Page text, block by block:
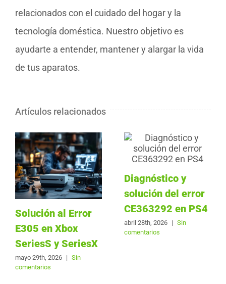
relacionados con el cuidado del hogar y la
tecnología doméstica. Nuestro objetivo es
ayudarte a entender, mantener y alargar la vida
de tus aparatos.
Artículos relacionados
Solución al Error
E305 en Xbox
SeriesS y SeriesX
mayo 29th, 2026 | Sin
comentarios
Diagnóstico y
solución del error
CE363292 en PS4
abril 28th, 2026 | Sin
comentarios